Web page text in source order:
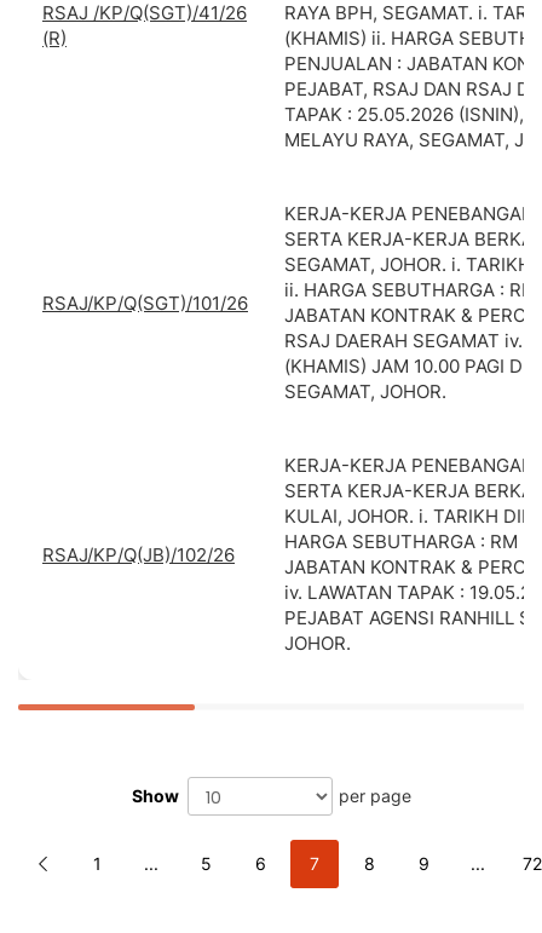
RSAJ /KP/Q(SGT)/41/26
(R)
RAYA BPH, SEGAMAT. i.
(KHAMIS) ii. HARGA
PENJUALAN : JABATAN
PEJABAT, RSAJ DAN RSAJ
TAPAK : 25.05.2026 (ISNIN),
MELAYU RAYA, SEGAMAT,
RSAJ/KP/Q(SGT)/101/26
KERJA-KERJA
SERTA KERJA-KERJA
SEGAMAT, JOHOR. i.
ii. HARGA SEBUTHARGA :
JABATAN KONTRAK &
RSAJ DAERAH SEGAMAT iv.
(KHAMIS) JAM 10.00 PAGI DI
SEGAMAT, JOHOR.
RSAJ/KP/Q(JB)/102/26
KERJA-KERJA
SERTA KERJA-KERJA
KULAI, JOHOR. i. TARIKH
HARGA SEBUTHARGA : RM
JABATAN KONTRAK &
iv. LAWATAN TAPAK :
PEJABAT AGENSI RANHILL
JOHOR.
Page
Page
PreviousPage
1 ... Page
5 Page
6 You're currently reading page
7 Page
8 Page
9 ... 72
Show per page